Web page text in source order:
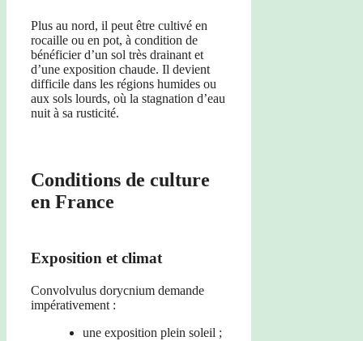
Plus au nord, il peut être cultivé en
rocaille ou en pot, à condition de
bénéficier d’un sol très drainant et
d’une exposition chaude. Il devient
difficile dans les régions humides ou
aux sols lourds, où la stagnation d’eau
nuit à sa rusticité.
Conditions de culture
en France
Exposition et climat
Convolvulus dorycnium demande
impérativement :
une exposition plein soleil ;